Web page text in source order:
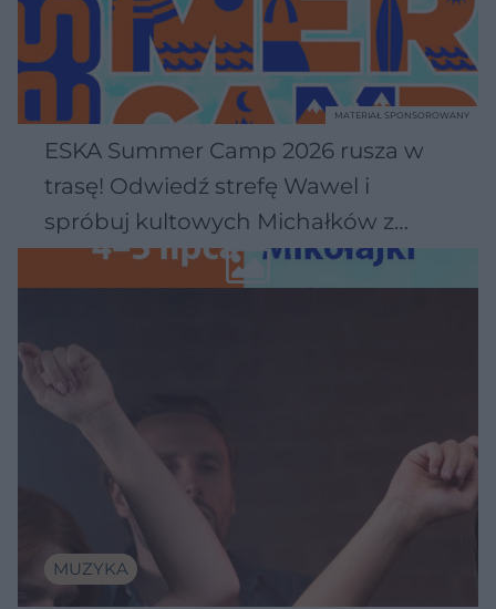
ESKA Summer Camp 2026 rusza w
trasę! Odwiedź strefę Wawel i
spróbuj kultowych Michałków z
Wawelu
MATERIAŁ SPONSOROWANY
MUZYKA